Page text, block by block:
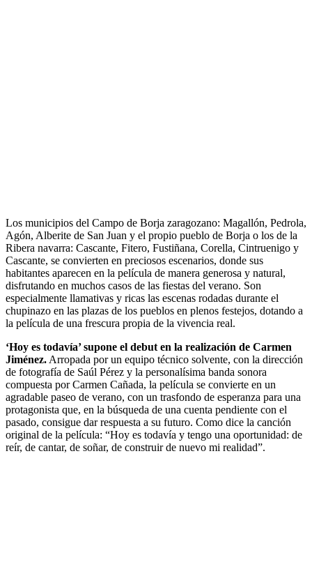
Los municipios del Campo de Borja zaragozano: Magallón, Pedrola,
Agón, Alberite de San Juan y el propio pueblo de Borja o los de la
Ribera navarra: Cascante, Fitero, Fustiñana, Corella, Cintruenigo y
Cascante, se convierten en preciosos escenarios, donde sus
habitantes aparecen en la película de manera generosa y natural,
disfrutando en muchos casos de las fiestas del verano. Son
especialmente llamativas y ricas las escenas rodadas durante el
chupinazo en las plazas de los pueblos en plenos festejos, dotando a
la película de una frescura propia de la vivencia real.
‘Hoy es todavía’ supone el debut en la realización de Carmen
Jiménez. Arropada por un equipo técnico solvente, con la dirección
de fotografía de Saúl Pérez y la personalísima banda sonora
compuesta por Carmen Cañada, la película se convierte en un
agradable paseo de verano, con un trasfondo de esperanza para una
protagonista que, en la búsqueda de una cuenta pendiente con el
pasado, consigue dar respuesta a su futuro. Como dice la canción
original de la película: “Hoy es todavía y tengo una oportunidad: de
reír, de cantar, de soñar, de construir de nuevo mi realidad”.